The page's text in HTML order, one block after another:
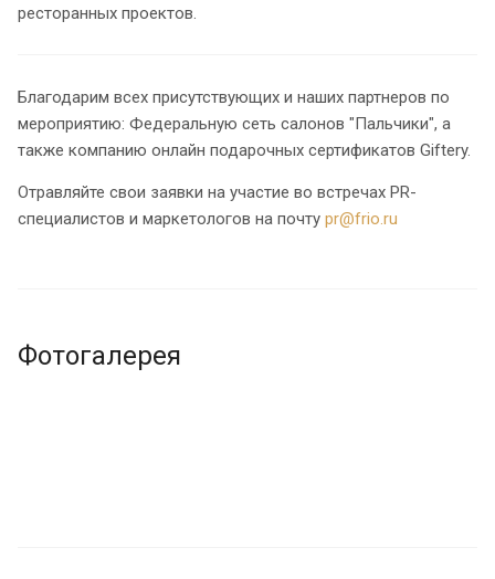
ресторанных проектов.
Благодарим всех присутствующих и наших партнеров по
мероприятию: Федеральную сеть салонов "Пальчики", а
также компанию онлайн подарочных сертификатов Giftery.
Отравляйте свои заявки на участие во встречах PR-
специалистов и маркетологов на почту pr@frio.ru
Фотогалерея